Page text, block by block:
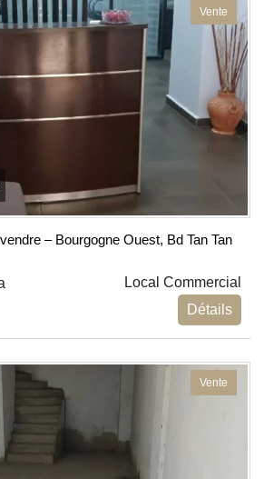
Vente
– Bourgogne Ouest, Bd Tan Tan
Local Commercial
Détails
Vente